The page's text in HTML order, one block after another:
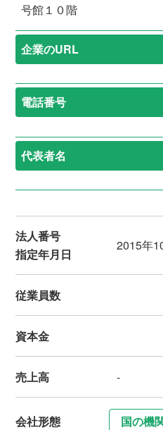
号館１０階
企業のURL
電話番号
代表者名
法人番号
指定年月日
2015年
従業員数
資本金
売上高 -
会社形態 国の機